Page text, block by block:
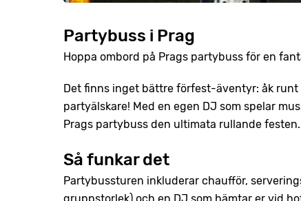
Partybuss i Prag
Hoppa ombord på Prags partybuss för en
Det finns inget bättre förfest-äventyr: åk
partyälskare! Med en egen DJ som spelar
Prags partybuss den ultimata rullande festen.
Så funkar det
Partybussturen inkluderar chaufför,